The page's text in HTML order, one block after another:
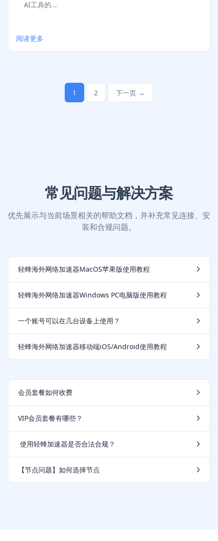
AI工具的...
阅读更多
1 2 下一页 →
常见问题与解决方案
优先展示与当前场景相关的帮助文档，并补充常见连接、安
装和合规问题。
轻蜂海外网络加速器MacOS苹果版使用教程
轻蜂海外网络加速器Windows PC电脑版使用教程
一个账号可以在几台设备上使用？
轻蜂海外网络加速器移动端iOS/Android使用教程
会员套餐如何收费
VIP会员套餐有哪些？
使用轻蜂加速器是否合法合规？
【节点问题】如何选择节点